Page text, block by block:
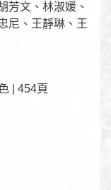
芳文、林淑媛、
尼、王靜琳、王
| 454頁